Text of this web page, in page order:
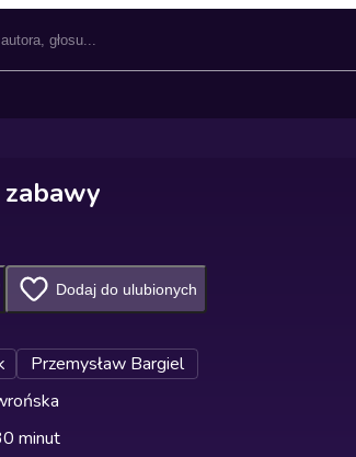
Dodaj do ulubionych
Przemysław Bargiel
minut